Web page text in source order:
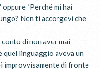
oppure “Perché mi hai
Non ti accorgevi che
di non aver mai
quel linguaggio aveva un
improvvisamente di fronte